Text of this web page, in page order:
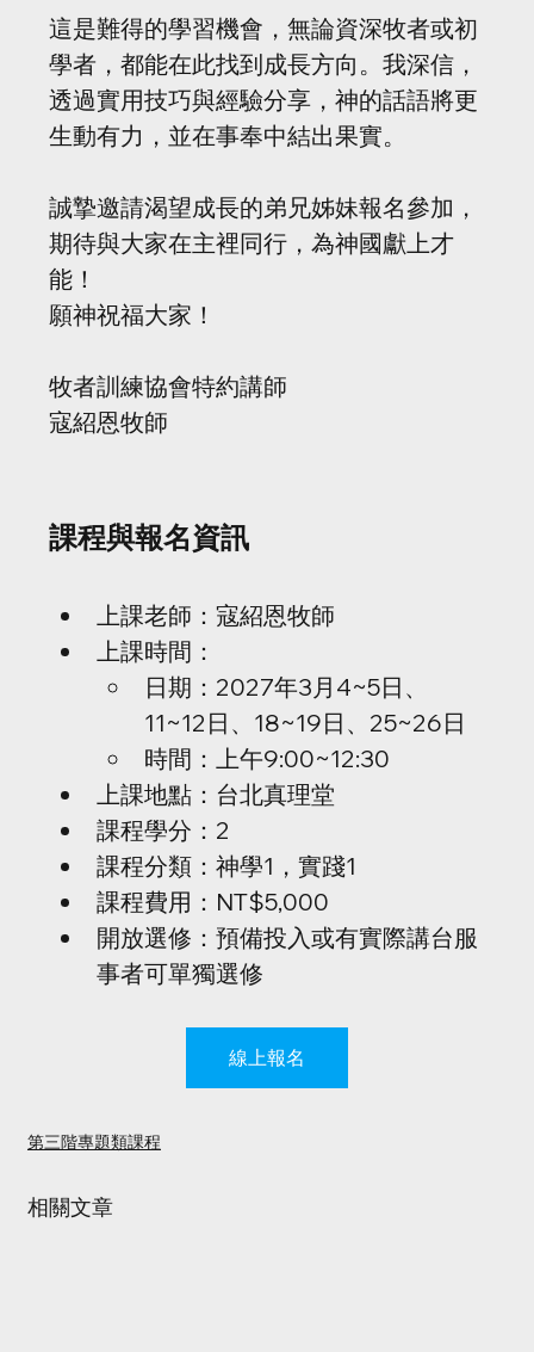
這是難得的學習機會，無論資深牧者或初
學者，都能在此找到成長方向。我深信，
透過實用技巧與經驗分享，神的話語將更
生動有力，並在事奉中結出果實。
誠摯邀請渴望成長的弟兄姊妹報名參加，
期待與大家在主裡同行，為神國獻上才
能！
願神祝福大家！
牧者訓練協會特約講師
寇紹恩牧師
課程與報名資訊
上課老師：寇紹恩牧師
上課時間：
日期：2027年3月4~5日、
11~12日、18~19日、25~26日
時間：上午9:00~12:30
上課地點：台北真理堂
課程學分：2
課程分類：神學1，實踐1
課程費用：NT$5,000
開放選修：預備投入或有實際講台服
事者可單獨選修
線上報名
第三階專題類課程
相關文章